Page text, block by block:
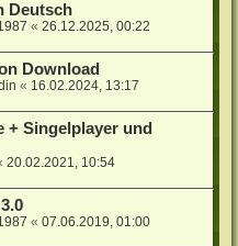
Deutsch
«26.12.2025, 00:22
Download
« 16.02.2024, 13:17
+ Singelplayer und
20.02.2021, 10:54
«07.06.2019, 01:00